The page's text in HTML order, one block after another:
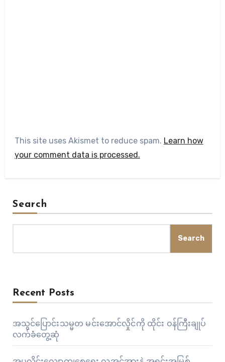
This site uses Akismet to reduce spam. Learn how
your comment data is processed.
Search
Search
Recent Posts
အသွင်ပြောင်းသမ္မတ မင်းအောင်လှိုင်ကို ထိုင်း ဝန်ကြီးချုပ်
လက်ခံတွေ့ဆုံ